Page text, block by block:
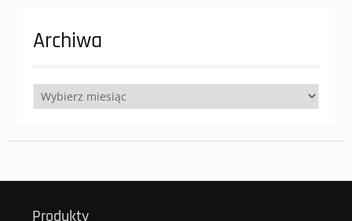
Archiwa
Archiwa
Produkty